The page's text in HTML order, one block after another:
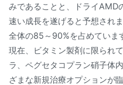
みであることと、ドライAMD
速い成長を遂げると予想され
全体の85～90%を占めていま
現在、ビタミン製剤に限られ
ラ、ペグセタコプラン硝子体
ざまな新規治療オプションが